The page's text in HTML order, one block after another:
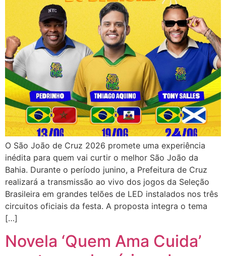
O São João de Cruz 2026 promete uma experiência
inédita para quem vai curtir o melhor São João da
Bahia. Durante o período junino, a Prefeitura de Cruz
realizará a transmissão ao vivo dos jogos da Seleção
Brasileira em grandes telões de LED instalados nos três
circuitos oficiais da festa. A proposta integra o tema
[…]
Novela ‘Quem Ama Cuida’